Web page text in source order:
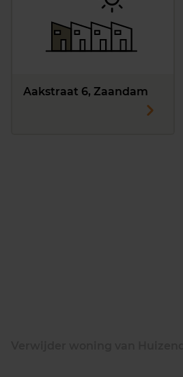
Aakstraat 6, Zaandam